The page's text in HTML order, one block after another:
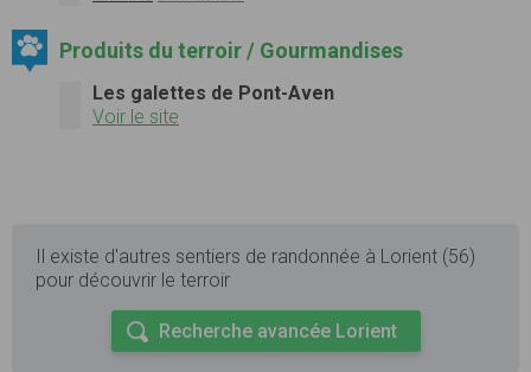
Produits du terroir / Gourmandises
Les galettes de Pont-Aven
Voir le site
Il existe d'autres sentiers de randonnée à Lorient (56)
pour découvrir le terroir
Recherche avancée Lorient